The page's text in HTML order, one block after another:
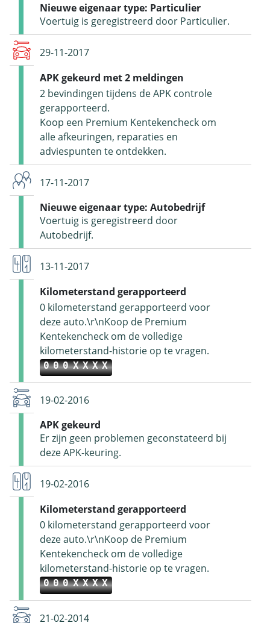
Nieuwe eigenaar type: Particulier
Voertuig is geregistreerd door Particulier.
29-11-2017
APK gekeurd met 2 meldingen
2 bevindingen tijdens de APK controle
gerapporteerd.
Koop een Premium Kentekencheck om
alle afkeuringen, reparaties en
adviespunten te ontdekken.
17-11-2017
Nieuwe eigenaar type: Autobedrijf
Voertuig is geregistreerd door
Autobedrijf.
13-11-2017
Kilometerstand gerapporteerd
0 kilometerstand gerapporteerd voor
deze auto.\r\nKoop de Premium
Kentekencheck om de volledige
kilometerstand-historie op te vragen.
000XXXX
19-02-2016
APK gekeurd
Er zijn geen problemen geconstateerd bij
deze APK-keuring.
19-02-2016
Kilometerstand gerapporteerd
0 kilometerstand gerapporteerd voor
deze auto.\r\nKoop de Premium
Kentekencheck om de volledige
kilometerstand-historie op te vragen.
000XXXX
21-02-2014